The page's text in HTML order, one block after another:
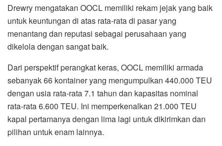
Drewry mengatakan OOCL memiliki rekam jejak yang baik
untuk keuntungan di atas rata-rata di pasar yang
menantang dan reputasi sebagai perusahaan yang
dikelola dengan sangat baik.
Dari perspektif perangkat keras, OOCL memiliki armada
sebanyak 66 kontainer yang mengumpulkan 440.000 TEU
dengan usia rata-rata 7.1 tahun dan kapasitas nominal
rata-rata 6.600 TEU. Ini memperkenalkan 21.000 TEU
kapal pertamanya dengan lima lagi untuk dikirimkan dan
pilihan untuk enam lainnya.